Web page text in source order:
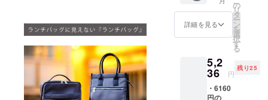
は、てんと
う虫が体に
とまると幸
います。
時代ととも
送料600
=
5600（
6160）
(税込)】
型
(4041)×
1点
(カー
詳細を見る
の
リ
タ
ー
ン
を
選
択
す
る
5,2
36 円
残り25
・6160
円の